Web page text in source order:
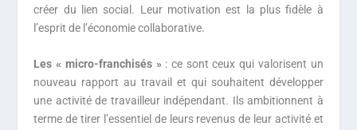
créer du lien social. Leur motivation est la plus fidèle à
l’esprit de l’économie collaborative.
Les « micro-franchisés »: ce sont ceux qui valorisent un
nouveau rapport au travail et qui souhaitent développer
une activité de travailleur indépendant. Ils ambitionnent à
terme de tirer l’essentiel de leurs revenus de leur activité et